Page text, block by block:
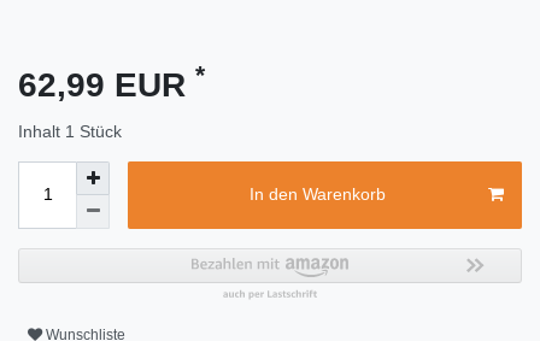
62,99 EUR *
Inhalt 1 Stück
In den Warenkorb
Wunschliste